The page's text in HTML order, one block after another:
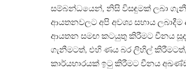
සම්බන්ධයෙන්, නිසි විසඳුමක් ලබා
ආයතනවලට අපි අවශ්‍ය සහාය ලබාදීම
ආයතන සමඟ කටයුතු කිරීමට චීනය
ගැනීමටත්, එහි ණය බර ලිහිල්
කාර්යභාරයක් ඉටු කිරීමට චීනය